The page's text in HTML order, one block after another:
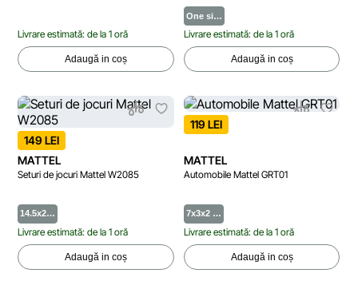
Livrare estimată: de la 1 oră
Adaugă in coș
One si…
Livrare estimată: de la 1 oră
Adaugă in coș
149 LEI
MATTEL
Seturi de jocuri Mattel W2085
14.5x2…
Livrare estimată: de la 1 oră
Adaugă in coș
119 LEI
MATTEL
Automobile Mattel GRT01
7х3х2 …
Livrare estimată: de la 1 oră
Adaugă in coș